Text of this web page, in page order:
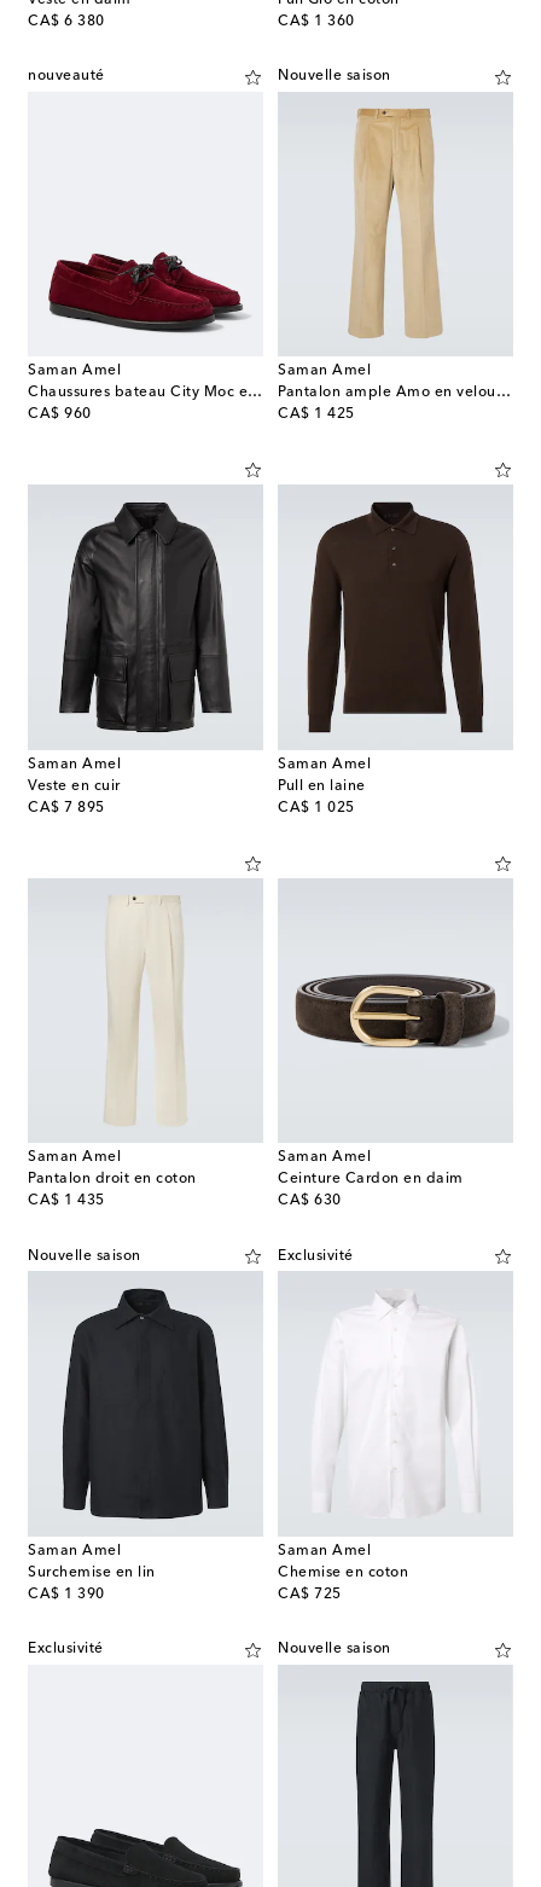
CA$ 6 380
original price
CA$ 1 360
original price
nouveauté
Saman Amel
Chaussures bateau City Moc en daim
CA$ 960
original price
Nouvelle saison
Saman Amel
Pantalon ample Amo en velours côtelé
CA$ 1 425
original price
Saman Amel
Veste en cuir
CA$ 7 895
original price
Saman Amel
Pull en laine
CA$ 1 025
original price
Saman Amel
Pantalon droit en coton
CA$ 1 435
original price
Saman Amel
Ceinture Cardon en daim
CA$ 630
original price
Nouvelle saison
Saman Amel
Surchemise en lin
CA$ 1 390
original price
Exclusivité
Saman Amel
Chemise en coton
CA$ 725
original price
Exclusivité Nouvelle saison